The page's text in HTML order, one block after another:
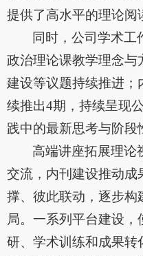
提供了高水平的理论阅
同时，公司学术工
政治理论课教学理念与
建设等议题持续推进；
续推出4期，持续呈现
践中的最新思考与阶段
高端讲座拓展理论
交流，内刊建设推动成
撑、彼此联动，逐步构
局。一系列平台建设
研、学术训练和成果转